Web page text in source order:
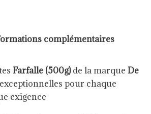
complémentaires
Farfalle (500g)de la marque De
pour chaque
exigence